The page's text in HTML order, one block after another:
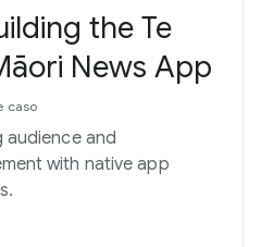
the Te
News App
caso
audience and
with native app